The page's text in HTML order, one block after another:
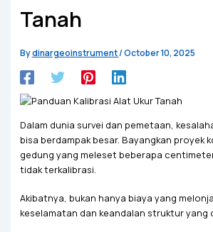
Tanah
Bydinargeoinstrument/October 10, 2025
Dalam dunia survei dan pemetaan,
bisa berdampak besar. Bayangkan proyek
gedung yang meleset beberapa
tidak terkalibrasi.
Akibatnya, bukan hanya biaya yang
keselamatan dan keandalan struktur yang